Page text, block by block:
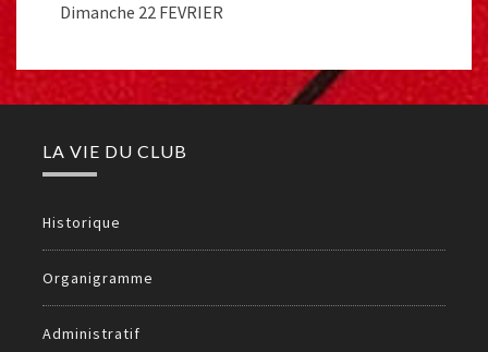
Dimanche 22 FEVRIER
LA VIE DU CLUB
Historique
Organigramme
Administratif